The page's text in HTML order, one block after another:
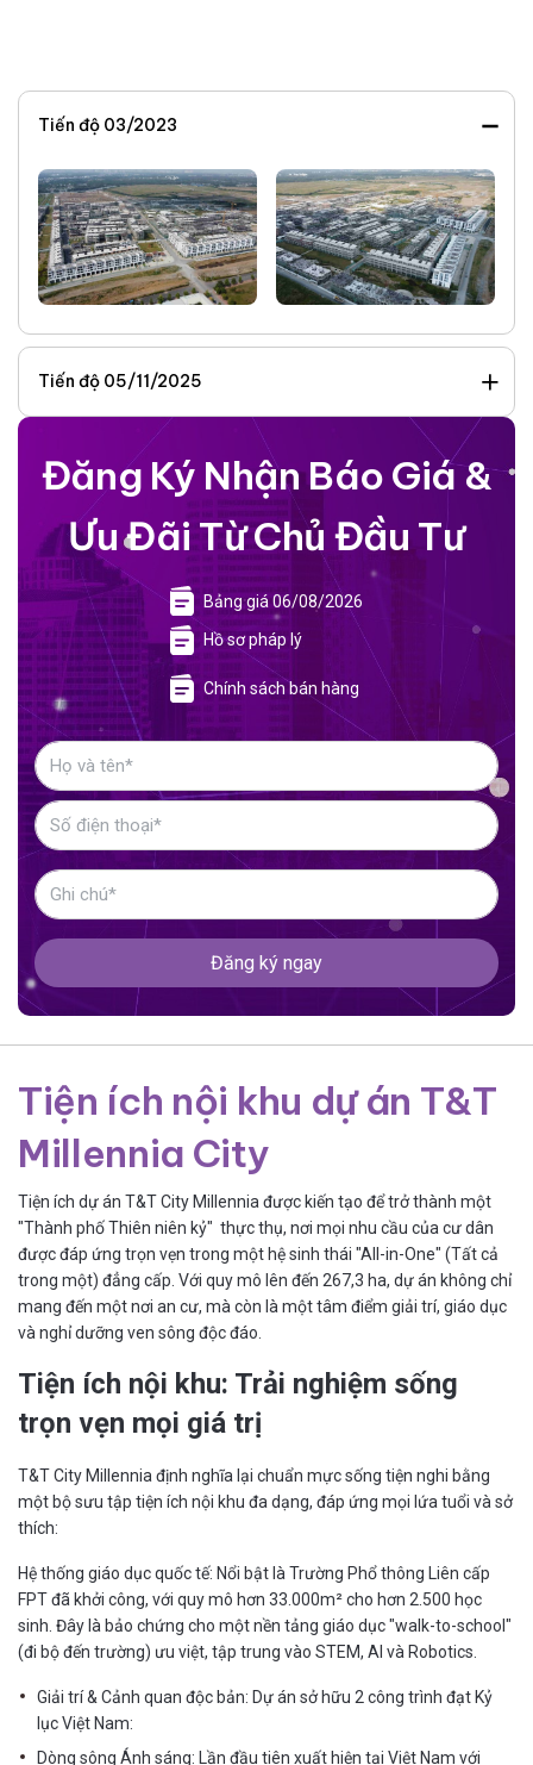
Tiến độ 03/2023
Tiến độ 05/11/2025
Đăng Ký Nhận Báo Giá &
Ưu Đãi Từ Chủ Đầu Tư
Bảng giá 06/08/2026
Hồ sơ pháp lý
Chính sách bán hàng
Đăng ký ngay
Tiện ích nội khu dự án T&T
Millennia City
Tiện ích dự án T&T City Millennia được kiến tạo để trở thành một
"Thành phố Thiên niên kỷ" thực thụ, nơi mọi nhu cầu của cư dân
được đáp ứng trọn vẹn trong một hệ sinh thái "All-in-One" (Tất cả
trong một) đẳng cấp. Với quy mô lên đến 267,3 ha, dự án không chỉ
mang đến một nơi an cư, mà còn là một tâm điểm giải trí, giáo dục
và nghỉ dưỡng ven sông độc đáo.
Tiện ích nội khu: Trải nghiệm sống
trọn vẹn mọi giá trị
T&T City Millennia định nghĩa lại chuẩn mực sống tiện nghi bằng
một bộ sưu tập tiện ích nội khu đa dạng, đáp ứng mọi lứa tuổi và sở
thích:
Hệ thống giáo dục quốc tế: Nổi bật là Trường Phổ thông Liên cấp
FPT đã khởi công, với quy mô hơn 33.000m² cho hơn 2.500 học
sinh. Đây là bảo chứng cho một nền tảng giáo dục "walk-to-school"
(đi bộ đến trường) ưu việt, tập trung vào STEM, AI và Robotics.
Giải trí & Cảnh quan độc bản: Dự án sở hữu 2 công trình đạt Kỷ
lục Việt Nam:
Dòng sông Ánh sáng: Lần đầu tiên xuất hiện tại Việt Nam với